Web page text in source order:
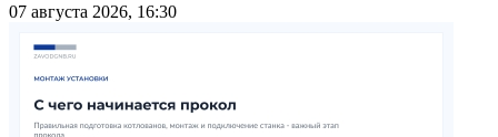
07 августа 2026, 16:30